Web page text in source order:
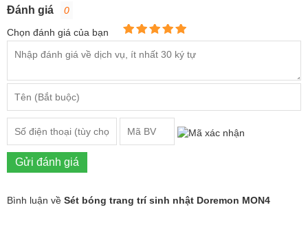
Đánh giá
0
Chọn đánh giá của bạn
Gửi đánh giá
Bình luận về Sét bóng trang trí sinh nhật Doremon MON4